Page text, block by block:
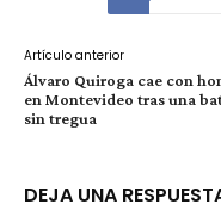
Artículo anterior
Álvaro Quiroga cae con
en Montevideo tras una
sin tregua
DEJA UNA